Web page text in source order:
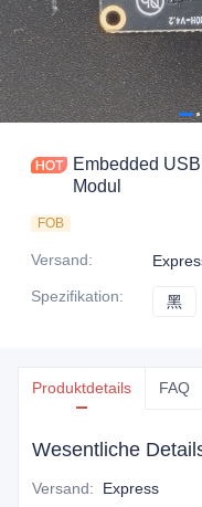
Embedded
Modul
FOB
Versand:
Spezifikation: 黑
Produktdetails FAQ
Wesentliche
Versand: Express